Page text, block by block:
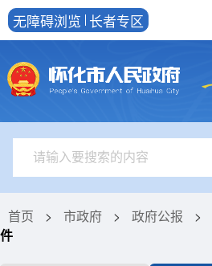
无障碍浏览 长者专区
首页 > 市政府 > 政府公报 >
件